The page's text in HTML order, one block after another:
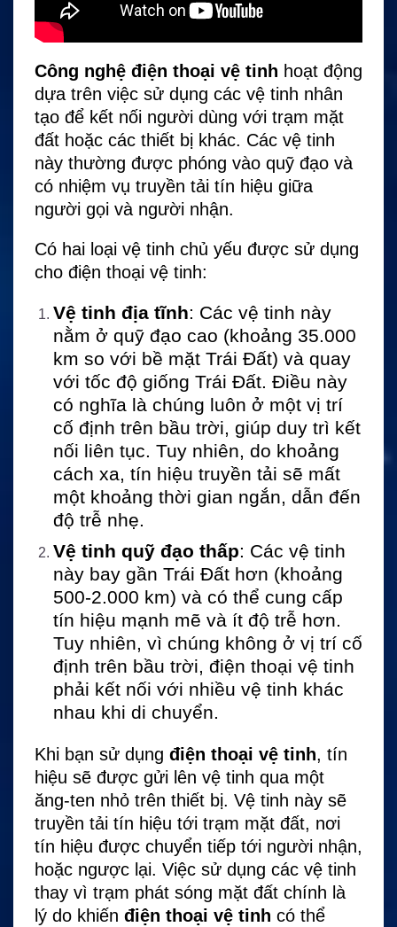
Công nghệ điện thoại vệ tinh hoạt động
dựa trên việc sử dụng các vệ tinh nhân
tạo để kết nối người dùng với trạm mặt
đất hoặc các thiết bị khác. Các vệ tinh
này thường được phóng vào quỹ đạo và
có nhiệm vụ truyền tải tín hiệu giữa
người gọi và người nhận.
Có hai loại vệ tinh chủ yếu được sử dụng
cho điện thoại vệ tinh:
Vệ tinh địa tĩnh: Các vệ tinh này
nằm ở quỹ đạo cao (khoảng 35.000
km so với bề mặt Trái Đất) và quay
với tốc độ giống Trái Đất. Điều này
có nghĩa là chúng luôn ở một vị trí
cố định trên bầu trời, giúp duy trì kết
nối liên tục. Tuy nhiên, do khoảng
cách xa, tín hiệu truyền tải sẽ mất
một khoảng thời gian ngắn, dẫn đến
độ trễ nhẹ.
Vệ tinh quỹ đạo thấp: Các vệ tinh
này bay gần Trái Đất hơn (khoảng
500-2.000 km) và có thể cung cấp
tín hiệu mạnh mẽ và ít độ trễ hơn.
Tuy nhiên, vì chúng không ở vị trí cố
định trên bầu trời, điện thoại vệ tinh
phải kết nối với nhiều vệ tinh khác
nhau khi di chuyển.
Khi bạn sử dụng điện thoại vệ tinh, tín
hiệu sẽ được gửi lên vệ tinh qua một
ăng-ten nhỏ trên thiết bị. Vệ tinh này sẽ
truyền tải tín hiệu tới trạm mặt đất, nơi
tín hiệu được chuyển tiếp tới người nhận,
hoặc ngược lại. Việc sử dụng các vệ tinh
thay vì trạm phát sóng mặt đất chính là
lý do khiến điện thoại vệ tinh có thể